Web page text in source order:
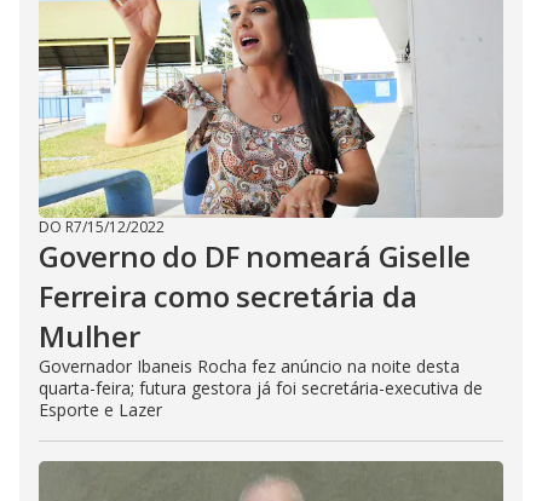
DO R7/15/12/2022
Governo do DF nomeará Giselle
Ferreira como secretária da
Mulher
Governador Ibaneis Rocha fez anúncio na noite desta
quarta-feira; futura gestora já foi secretária-executiva de
Esporte e Lazer